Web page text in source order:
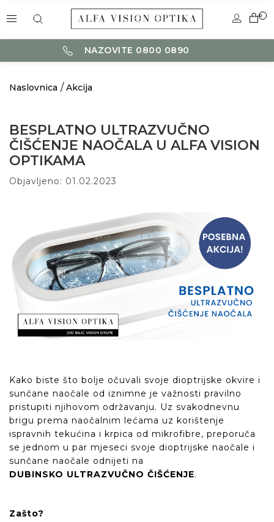
0
NAZOVITE 0800 0890
Naslovnica Akcija
BESPLATNO ULTRAZVUČNO
ČIŠĆENJE NAOČALA U ALFA VISION
OPTIKAMA
Objavljeno: 01.02.2023
Kako biste što bolje očuvali svoje dioptrijske okvire i
sunčane naočale od iznimne je važnosti pravilno
pristupiti njihovom održavanju. Uz svakodnevnu
brigu prema naočalnim lećama uz korištenje
ispravnih tekućina i krpica od mikrofibre, preporuča
se jednom u par mjeseci svoje dioptrijske naočale i
sunčane naočale odnijeti na
DUBINSKO ULTRAZVUČNO ČIŠĆENJE.
Zašto?